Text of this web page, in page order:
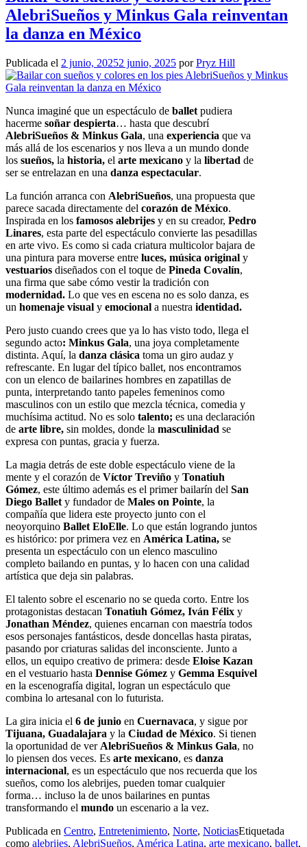
AlebriSueños y Minkus Gala reinventan
la danza en México
Publicada el 2 junio, 20252 junio, 2025 porPryz Hill
Nunca imaginé que un espectáculo de ballet pudiera
hacerme soñar despierta… hasta que descubrí
AlebriSueños & Minkus Gala, una experiencia que va
más allá de los escenarios y nos lleva a un mundo donde
los sueños, la historia, el arte mexicano y la libertad de
ser se entrelazan en una danza espectacular.
La función arranca con AlebriSueños, una propuesta que
parece sacada directamente del corazón de México.
Inspirada en los famosos alebrijes y en su creador, Pedro
Linares, esta parte del espectáculo convierte las pesadillas
en arte vivo. Es como si cada criatura multicolor bajara de
una pintura para moverse entre luces, música original y
vestuarios diseñados con el toque de Pineda Covalín,
una firma que sabe cómo vestir la tradición con
modernidad. Lo que ves en escena no es solo danza, es
un homenaje visual y emocional a nuestra identidad.
Pero justo cuando crees que ya lo has visto todo, llega el
segundo acto: Minkus Gala, una joya completamente
distinta. Aquí, la danza clásica toma un giro audaz y
refrescante. En lugar del típico ballet, nos encontramos
con un elenco de bailarines hombres en zapatillas de
punta, interpretando tanto papeles femeninos como
masculinos con un estilo que mezcla técnica, comedia y
muchísima actitud. No es solo talento; es una declaración
de arte libre, sin moldes, donde la masculinidad se
expresa con puntas, gracia y fuerza.
La magia detrás de este doble espectáculo viene de la
mente y el corazón de Víctor Treviño y Tonatiuh
Gómez, este último además es el primer bailarín del San
Diego Ballet y fundador de Males on Pointe, la
compañía que lidera este proyecto junto con el
neoyorquino Ballet EloElle. Lo que están logrando juntos
es histórico: por primera vez en América Latina, se
presenta un espectáculo con un elenco masculino
completo bailando en puntas, y lo hacen con una calidad
artística que deja sin palabras.
El talento sobre el escenario no se queda corto. Entre los
protagonistas destacan Tonatiuh Gómez, Iván Félix y
Jonathan Méndez, quienes encarnan con maestría todos
esos personajes fantásticos, desde doncellas hasta piratas,
pasando por criaturas salidas del inconsciente. Junto a
ellos, un equipo creativo de primera: desde Eloise Kazan
en el vestuario hasta Dennise Gómez y Gemma Esquivel
en la escenografía digital, logran un espectáculo que
combina lo artesanal con lo futurista.
La gira inicia el 6 de junio en Cuernavaca, y sigue por
Tijuana, Guadalajara y la Ciudad de México. Si tienen
la oportunidad de ver AlebriSueños & Minkus Gala, no
lo piensen dos veces. Es arte mexicano, es danza
internacional, es un espectáculo que nos recuerda que los
sueños, como los alebrijes, pueden tomar cualquier
forma… incluso la de unos bailarines en puntas
transformando el mundo un escenario a la vez.
Publicada en Centro, Entretenimiento, Norte, NoticiasEtiquetada
como alebrijes, AlebriSueños, América Latina, arte mexicano, ballet,